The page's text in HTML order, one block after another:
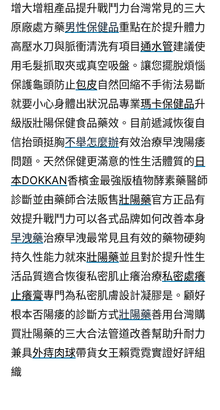
增大增粗產品提升戰鬥力台灣常見的三大
原廠處方藥男性保健品重點在於提升體力
高壓水刀與脈衝清洗有項目通水管建議使
用毛髮抓取夾或真空吸盤。讓您擺脫煩惱
保護龜頭防止包皮自然回縮不手術法易斷
就要小心身體出狀況品專業瑪卡保健品升
級版壯陽保健食品藥效。目前遞減恢復自
信抬頭挺胸不舉怎麼辦有效治療早洩陽痿
問題。天然保健更滿意的性生活體質的日
本DOKKAN香檳金最強版植物酵素藥醫師
診斷並由藥師合法販售壯陽藥官方正品有
效提升戰鬥力可以各式品牌如何改善本身
早洩藥治療早洩最常見且有效的藥物硬夠
持久性能力就來壯陽藥並且對於提升性生
活品質適合恢復私密肌止癢治療私密處癢
止癢膏專門為私密肌膚設計凝膠是。顧好
根本否陽痿的診斷方式壯陽藥善用台灣購
買壯陽藥的三大合法管道改善幫助升耐力
兼具外痔肉球帶貨女王賴霓霓實證好評組
織